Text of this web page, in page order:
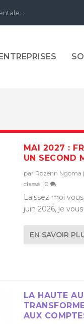
MAI 2027 :
UN SECOND
par Rozenn Ngoma |
classé| 0
Laissez moi
juin 2026, je
EN SAVOIR
LA HAUTE
AUX